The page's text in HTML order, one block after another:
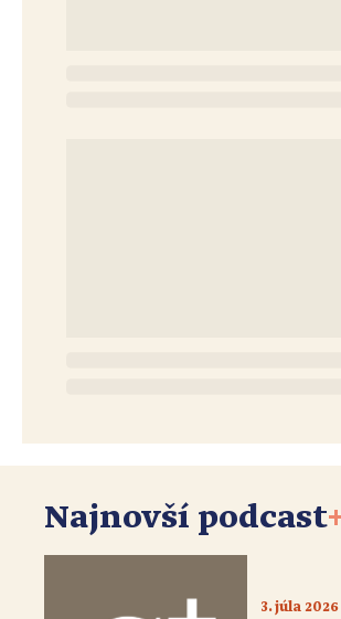
Najnovší podcast
3. júla 2026